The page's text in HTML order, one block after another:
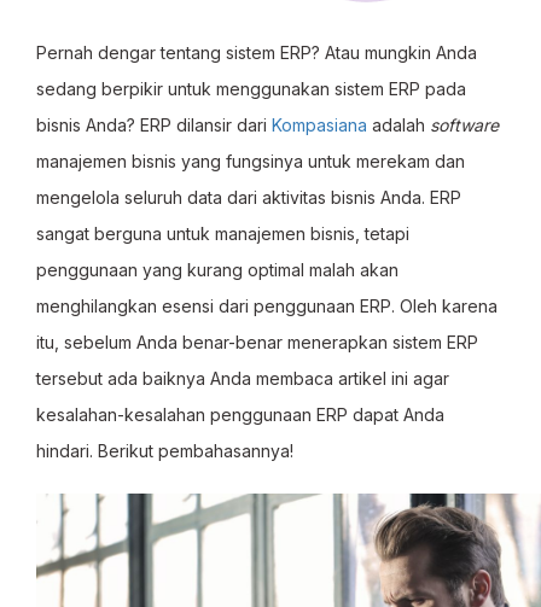
Pernah dengar tentang sistem ERP? Atau mungkin Anda
sedang berpikir untuk menggunakan sistem ERP pada
bisnis Anda? ERP dilansir dari Kompasiana adalah software
manajemen bisnis yang fungsinya untuk merekam dan
mengelola seluruh data dari aktivitas bisnis Anda. ERP
sangat berguna untuk manajemen bisnis, tetapi
penggunaan yang kurang optimal malah akan
menghilangkan esensi dari penggunaan ERP. Oleh karena
itu, sebelum Anda benar-benar menerapkan sistem ERP
tersebut ada baiknya Anda membaca artikel ini agar
kesalahan-kesalahan penggunaan ERP dapat Anda
hindari. Berikut pembahasannya!